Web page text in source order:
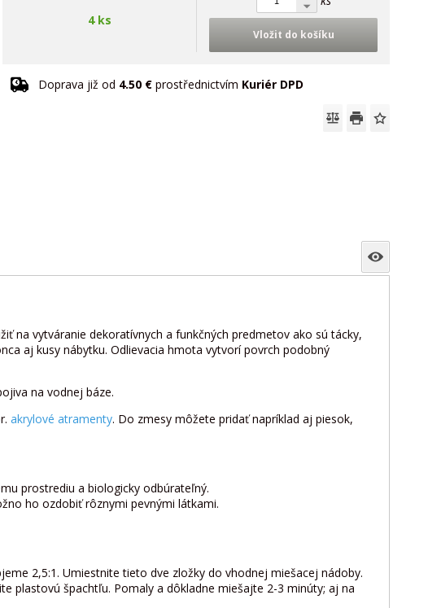
4 ks
Vložit do košíku
Doprava již od 4.50 € prostřednictvím Kuriér DPD
na vytváranie dekoratívnych a funkčných predmetov ako sú tácky,
aj kusy nábytku. Odlievacia hmota vytvorí povrch podobný
na vodnej báze.
akrylové atramenty. Do zmesy môžete pridať napríklad aj piesok,
prostrediu a biologicky odbúrateľný.
ho ozdobiť rôznymi pevnými látkami.
2,5:1. Umiestnite tieto dve zložky do vhodnej miešacej nádoby.
plastovú špachtľu. Pomaly a dôkladne miešajte 2-3 minúty; aj na